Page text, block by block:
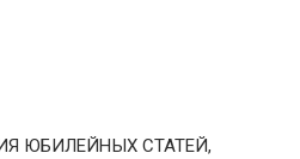
ЮБИЛЕЙНЫХ СТАТЕЙ,